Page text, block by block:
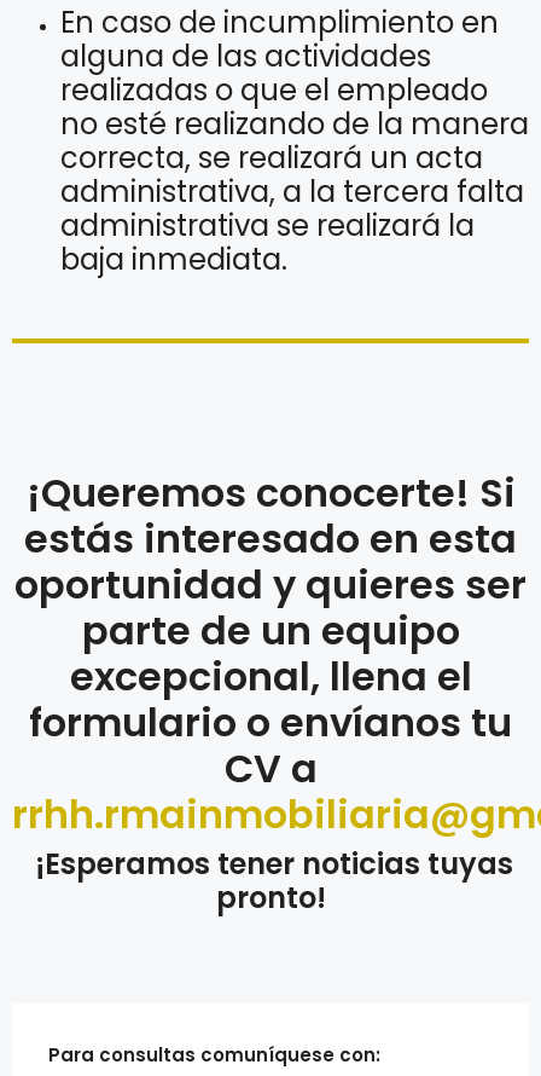
En caso de incumplimiento en
alguna de las actividades
realizadas o que el empleado
no esté realizando de la manera
correcta, se realizará un acta
administrativa, a la tercera falta
administrativa se realizará la
baja inmediata.
¡Queremos conocerte! Si
estás interesado en esta
oportunidad y quieres ser
parte de un equipo
excepcional, llena el
formulario o envíanos tu
CV a
¡Esperamos tener noticias tuyas
pronto!
Para consultas comuníquese con: